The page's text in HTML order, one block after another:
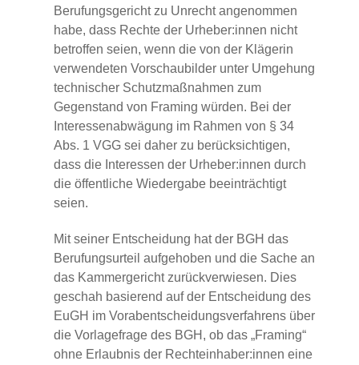
Berufungsgericht zu Unrecht angenommen
habe, dass Rechte der Urheber:innen nicht
betroffen seien, wenn die von der Klägerin
verwendeten Vorschaubilder unter Umgehung
technischer Schutzmaßnahmen zum
Gegenstand von Framing würden. Bei der
Interessenabwägung im Rahmen von § 34
Abs. 1 VGG sei daher zu berücksichtigen,
dass die Interessen der Urheber:innen durch
die öffentliche Wiedergabe beeinträchtigt
seien.
Mit seiner Entscheidung hat der BGH das
Berufungsurteil aufgehoben und die Sache an
das Kammergericht zurückverwiesen. Dies
geschah basierend auf der Entscheidung des
EuGH im Vorabentscheidungsverfahrens über
die Vorlagefrage des BGH, ob das „Framing“
ohne Erlaubnis der Rechteinhaber:innen eine